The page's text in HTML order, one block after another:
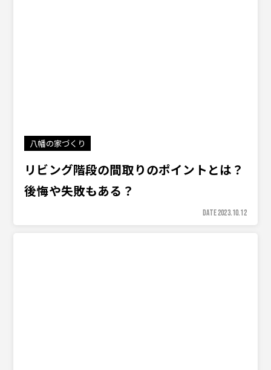
八幡の家づくり
リビング階段の間取りのポイントとは？
後悔や失敗もある？
DATE 2023.10.12